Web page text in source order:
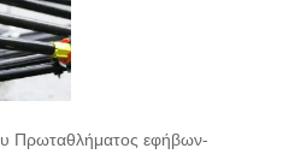
Πρωταθλήματος εφήβων-